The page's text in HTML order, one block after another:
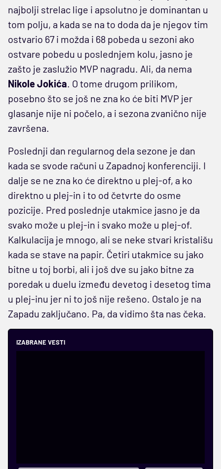
najbolji strelac lige i apsolutno je dominantan u
tom polju, a kada se na to doda da je njegov tim
ostvario 67 i možda i 68 pobeda u sezoni ako
ostvare pobedu u poslednjem kolu, jasno je
zašto je zaslužio MVP nagradu. Ali, da nema
Nikole Jokića. O tome drugom prilikom,
posebno što se još ne zna ko će biti MVP jer
glasanje nije ni počelo, a i sezona zvanično nije
završena.
Poslednji dan regularnog dela sezone je dan
kada se svode računi u Zapadnoj konferenciji. I
dalje se ne zna ko će direktno u plej-of, a ko
direktno u plej-in i to od četvrte do osme
pozicije. Pred poslednje utakmice jasno je da
svako može u plej-in i svako može u plej-of.
Kalkulacija je mnogo, ali se neke stvari kristališu
kada se stave na papir. Četiri utakmice su jako
bitne u toj borbi, ali i još dve su jako bitne za
poredak u duelu između devetog i desetog tima
u plej-inu jer ni to još nije rešeno. Ostalo je na
Zapadu zaključano. Pa, da vidimo šta nas čeka.
IZABRANE VESTI